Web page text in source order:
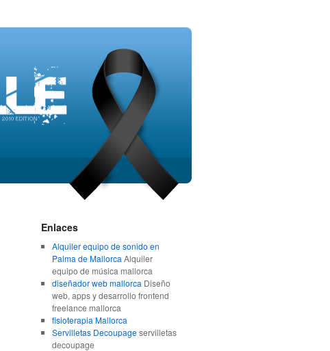
Enlaces
Alquiler equipo de sonido en
Palma de Mallorca Alquiler
equipo de música mallorca
diseñador web mallorca Diseño
web, apps y desarrollo frontend
freelance mallorca
fisioterapia Mallorca
Servilletas Decoupageservilletas
decoupage